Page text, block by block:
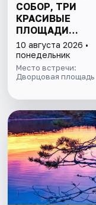
СОБОР, ТРИ
КРАСИВЫЕ
ПЛОЩАДИ
ПЕТЕРБУРГА И
ПОДЪЁМ НА
КОЛОННАДУ В
МИНИ-ГРУППЕ
10 августа 2026 •
понедельник
Место встречи:
Дворцовая площадь